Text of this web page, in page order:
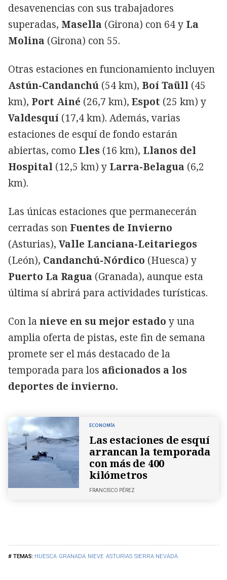
HUESCA GRANADA NIEVE ASTURIAS SIERRA NEVADA
desavenencias con sus trabajadores
superadas, Masella (Girona) con 64 y La
Molina (Girona) con 55.
Otras estaciones en funcionamiento incluyen
Astún-Candanchú (54 km), Boí Taüll (45
km), Port Ainé (26,7 km), Espot (25 km) y
Valdesquí (17,4 km). Además, varias
estaciones de esquí de fondo estarán
abiertas, como Lles (16 km), Llanos del
Hospital (12,5 km) y Larra-Belagua (6,2
km).
Las únicas estaciones que permanecerán
cerradas son Fuentes de Invierno
(Asturias), Valle Lanciana-Leitariegos
(León), Candanchú-Nórdico (Huesca) y
Puerto La Ragua (Granada), aunque esta
última sí abrirá para actividades turísticas.
Con la nieve en su mejor estado y una
amplia oferta de pistas, este fin de semana
promete ser el más destacado de la
temporada para los aficionados a los
deportes de invierno.
ECONOMÍA
Las estaciones de esquí
arrancan la temporada
con más de 400
kilómetros
FRANCISCO PÉREZ